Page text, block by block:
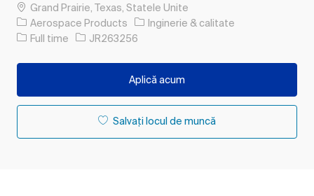
LocGrand Prairie, Texas, Statele Unite
Aerospace Products
Categorie
Inginerie & calitate
Tipul postului
Full time Job IdJR263256
Aplică acum
Salvați locul de muncă